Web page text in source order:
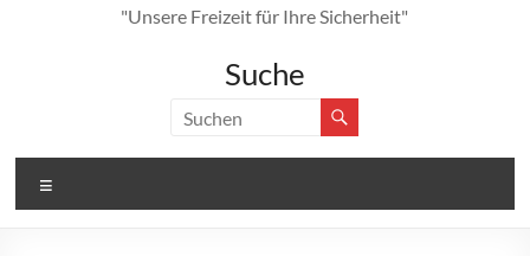
"Unsere Freizeit für Ihre Sicherheit"
Suche